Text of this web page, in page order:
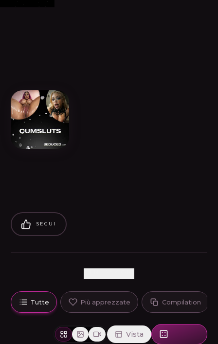
SEGUI
Tutte Più apprezzate Compilation
Vista